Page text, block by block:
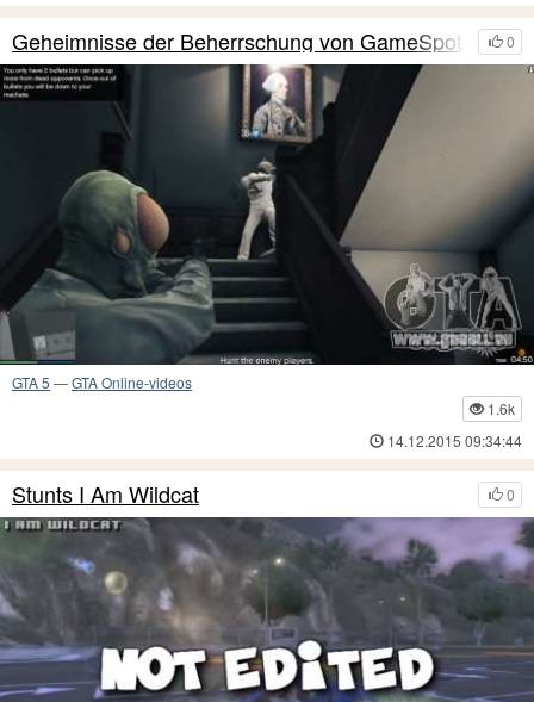
0
Geheimnisse der Beherrschung von GameSpot
GTA 5 —GTA Online-videos
1.6k
14.12.2015 09:34:44
0
Stunts I Am Wildcat